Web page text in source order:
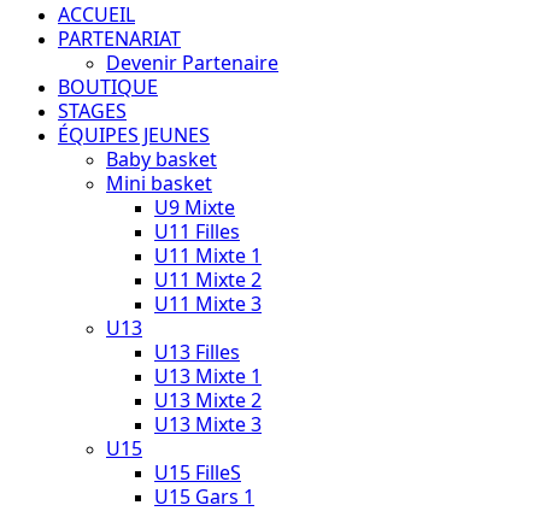
ACCUEIL
PARTENARIAT
Devenir Partenaire
BOUTIQUE
STAGES
ÉQUIPES JEUNES
Baby basket
Mini basket
U9 Mixte
U11 Filles
U11 Mixte 1
U11 Mixte 2
U11 Mixte 3
U13
U13 Filles
U13 Mixte 1
U13 Mixte 2
U13 Mixte 3
U15
U15 FilleS
U15 Gars 1